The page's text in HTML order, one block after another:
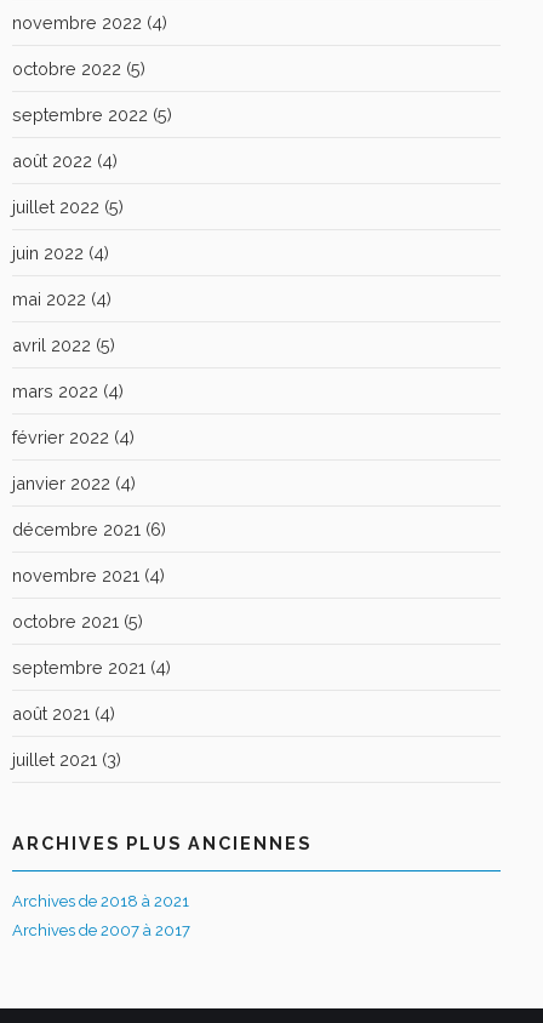
novembre 2022 (4)
octobre 2022 (5)
septembre 2022 (5)
août 2022 (4)
juillet 2022 (5)
juin 2022 (4)
mai 2022 (4)
avril 2022 (5)
mars 2022 (4)
février 2022 (4)
janvier 2022 (4)
décembre 2021 (6)
novembre 2021 (4)
octobre 2021 (5)
septembre 2021 (4)
août 2021 (4)
juillet 2021 (3)
ARCHIVES PLUS ANCIENNES
Archives de 2018 à 2021
Archives de 2007 à 2017